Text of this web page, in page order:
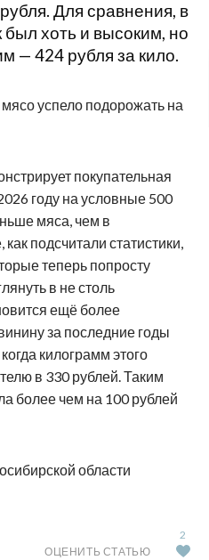
Для сравнения, в
хоть и высоким, но
— 424 рубля за кило.
успело подорожать на
покупательная
году на условные 500
мяса, чем в
подсчитали статистики,
теперь попросту
в не столь
ещё более
за последние годы
килограмм этого
в 330 рублей. Таким
более чем на 100 рублей
области
ОЦЕНИТЬ СТАТЬЮ
2